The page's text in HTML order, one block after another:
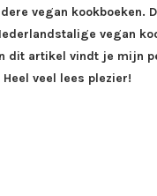
vegan kookboeken.
vegan
dit artikel vindt je mijn
veel lees plezier!